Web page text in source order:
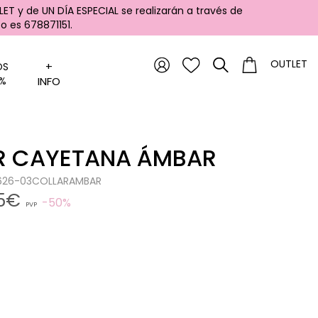
y de UN DÍA ESPECIAL se realizarán a través de
es 678871151.
OUTLET
+
INFO
CAYETANA ÁMBAR
03COLLARAMBAR
PVP 50%